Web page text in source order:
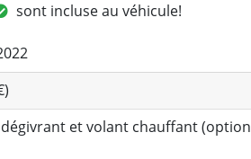
sont incluse au véhicule!
et volant chauffant (option